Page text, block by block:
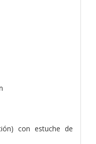
con estuche de